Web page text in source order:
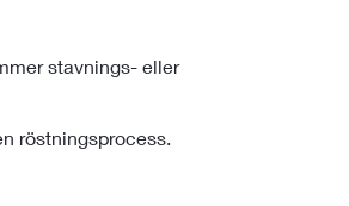
stavnings- eller
röstningsprocess.